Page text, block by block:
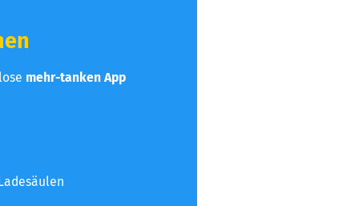
mehr-tanken App